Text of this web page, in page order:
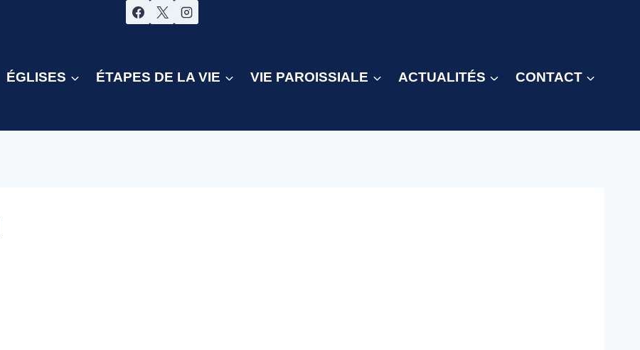
ÉGLISES ÉTAPES DE LA VIE VIE PAROISSIALE ACTUALITÉS CONTACT